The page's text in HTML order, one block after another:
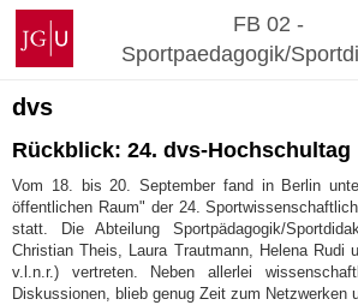
Zum
Inhalt
springen
Johannes
Gutenberg-
Universität
Mainz
FB 02 -
Sportpaedagogik/
dvs
Rückblick: 24. dvs-Hochschultag
Vom 18. bis 20. September fand in Berlin
öffentlichen Raum" der 24.
statt. Die Abteilung Sportpädagogik/
Christian Theis, Laura Trautmann, Helena Rudi
v.l.n.r.) vertreten. Neben allerlei
Diskussionen, blieb genug Zeit zum Netzwerken